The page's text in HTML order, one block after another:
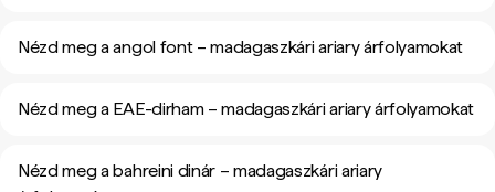
Nézd meg a angol font – madagaszkári ariary árfolyamokat
Nézd meg a EAE-dirham – madagaszkári ariary árfolyamokat
Nézd meg a bahreini dinár – madagaszkári ariary